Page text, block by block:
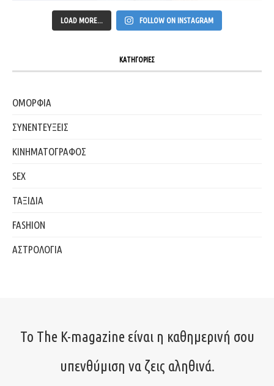
LOAD MORE... FOLLOW ON INSTAGRAM
ΚΑΤΗΓΟΡΙΕΣ
ΟΜΟΡΦΙΑ
ΣΥΝΕΝΤΕΥΞΕΙΣ
ΚΙΝΗΜΑΤΟΓΡΑΦΟΣ
SEX
ΤΑΞΙΔΙΑ
FASHION
ΑΣΤΡΟΛΟΓΙΑ
Το The K-magazine είναι η καθημερινή σου
υπενθύμιση να ζεις αληθινά.